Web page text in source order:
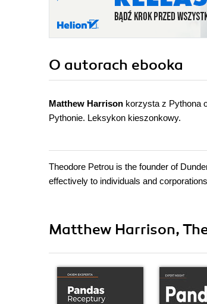
O autorach ebooka
Matthew Harrison korzysta z Pythona
Pythonie. Leksykon kieszonkowy.
Theodore Petrou is the founder of
effectively to individuals and
Matthew Harrison,